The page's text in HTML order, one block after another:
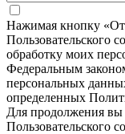
Нажимая кнопку
Пользовательского
обработку моих
Федеральным
персональных
определенных
Для продолжения
Пользовательского